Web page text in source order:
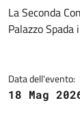
La Seconda
Palazzo
Data dell'evento:
18 Mag